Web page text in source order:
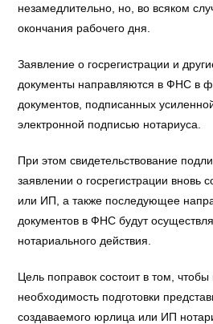
незамедлительно, но, во всяком
окончания рабочего дня.
Заявление о госрегистрации и
документы направляются в ФНС в
документов, подписанных
электронной подписью нотариуса.
При этом свидетельствование
заявлении о госрегистрации вновь
или ИП, а также последующее
документов в ФНС будут
нотариального действия.
Цель поправок состоит в том, чтобы
необходимость подготовки
создаваемого юрлица или ИП